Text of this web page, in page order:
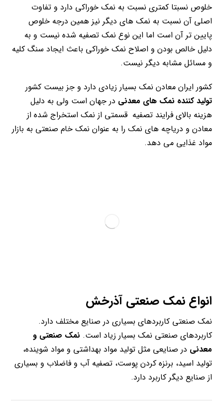
خلوص نسبتا کمتری نسبت به نمک خوراکی دارد و تفاوت
اصلی آن نسبت به نمک های دیگر نیز همین درجه خلوص
پایین تر آن است اما این نوع نمک تصفیه شده نیست و به
دلیل خالص بودن و اصلاح نمک خوراکی باعث ایجاد سنگ کلیه
و مسائل مشابه دیگر نیست.
کشور ایران معادن نمک بسیار زیادی دارد و جز بیست کشور
تولید کننده نمک های معدنی در جهان است ولی به دلیل
هزینه بالای فرایند تصفیه قسمتی از نمک استخراج شده از
معادن و دریاچه های نمک را به عنوان نمک خام صنعتی به بازار
مواد غذایی می دهد.
انواع نمک صنعتی آذرخش
نمک صنعتی کاربردهای بسیاری در صنایع مختلف دارد.
کاربردهای صنعتی نمک بسیار زیاد است. نمک صنعتی و
معدنی در صنایعی مثل تولید مواد بهداشتی و مواد شوینده،
تولید اسید، برنزه کردن پوست، تصفیه آب و فاضلاب و بسیاری
از صنایع دیگر کاربرد دارد.